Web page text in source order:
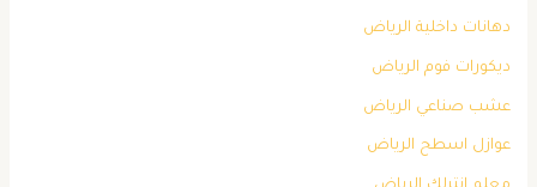
دهانات داخلية الرياض
ديكورات فوم الرياض
عشب صناعي الرياض
عوازل اسطح الرياض